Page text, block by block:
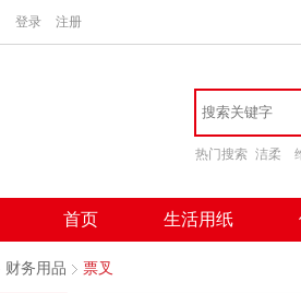
登录 注册
热门搜索 洁柔
首页 生活用纸
财务用品 票叉